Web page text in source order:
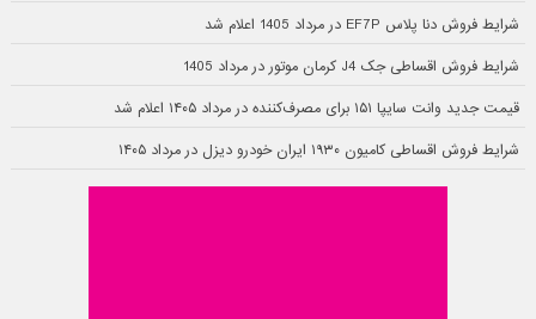
شرایط فروش دنا پلاس EF7P در مرداد 1405 اعلام شد
شرایط فروش اقساطی جک J4 کرمان موتور در مرداد 1405
قیمت جدید وانت سایپا ۱۵۱ برای مصرف‌کننده در مرداد ۱۴۰۵ اعلام شد
شرایط فروش اقساطی کامیون ۱۹۳۰ ایران خودرو دیزل در مرداد ۱۴۰۵